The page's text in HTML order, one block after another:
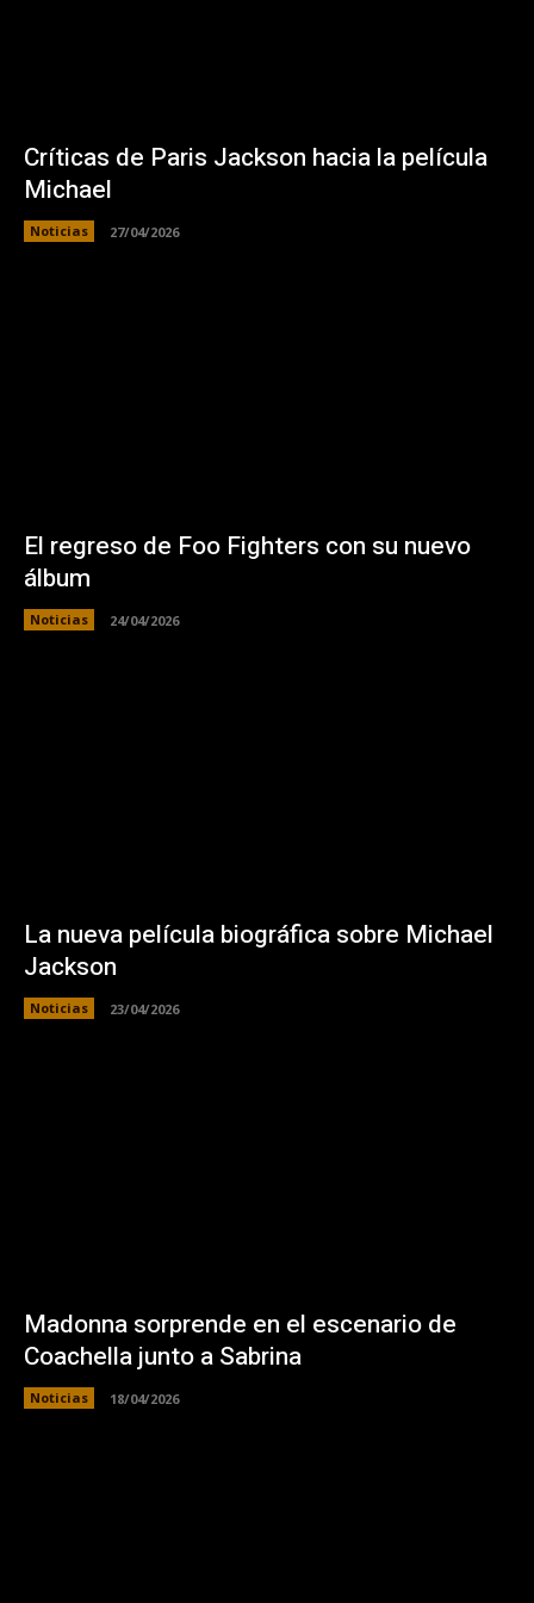
Críticas de Paris Jackson hacia la película
Michael
Noticias 27/04/2026
El regreso de Foo Fighters con su nuevo
álbum
Noticias 24/04/2026
La nueva película biográfica sobre Michael
Jackson
Noticias 23/04/2026
Madonna sorprende en el escenario de
Coachella junto a Sabrina
Noticias 18/04/2026